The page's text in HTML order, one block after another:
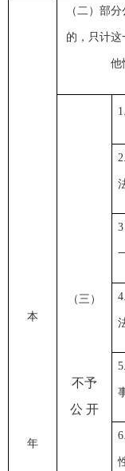
本
年
（二）部
的，只计
他
（三）
不予
公 开